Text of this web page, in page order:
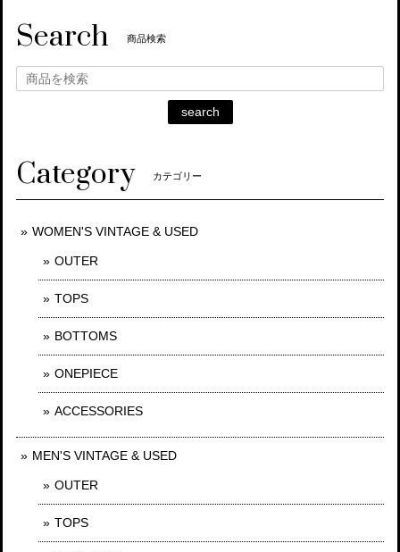
Search 商品検索
search
Category カテゴリー
WOMEN'S VINTAGE & USED
OUTER
TOPS
BOTTOMS
ONEPIECE
ACCESSORIES
MEN'S VINTAGE & USED
OUTER
TOPS